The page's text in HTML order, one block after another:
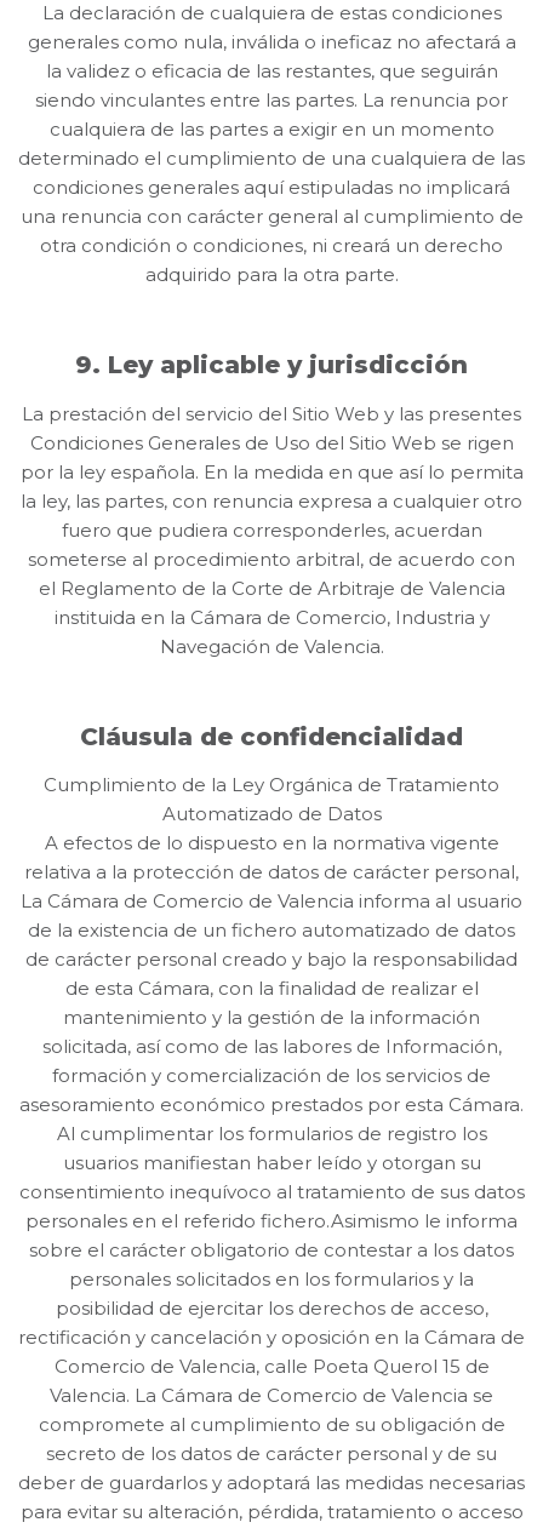
La declaración de cualquiera de estas condiciones
generales como nula, inválida o ineficaz no afectará a
la validez o eficacia de las restantes, que seguirán
siendo vinculantes entre las partes. La renuncia por
cualquiera de las partes a exigir en un momento
determinado el cumplimiento de una cualquiera de las
condiciones generales aquí estipuladas no implicará
una renuncia con carácter general al cumplimiento de
otra condición o condiciones, ni creará un derecho
adquirido para la otra parte.
9. Ley aplicable y jurisdicción
La prestación del servicio del Sitio Web y las presentes
Condiciones Generales de Uso del Sitio Web se rigen
por la ley española. En la medida en que así lo permita
la ley, las partes, con renuncia expresa a cualquier otro
fuero que pudiera corresponderles, acuerdan
someterse al procedimiento arbitral, de acuerdo con
el Reglamento de la Corte de Arbitraje de Valencia
instituida en la Cámara de Comercio, Industria y
Navegación de Valencia.
Cláusula de confidencialidad
Cumplimiento de la Ley Orgánica de Tratamiento
Automatizado de Datos
A efectos de lo dispuesto en la normativa vigente
relativa a la protección de datos de carácter personal,
La Cámara de Comercio de Valencia informa al usuario
de la existencia de un fichero automatizado de datos
de carácter personal creado y bajo la responsabilidad
de esta Cámara, con la finalidad de realizar el
mantenimiento y la gestión de la información
solicitada, así como de las labores de Información,
formación y comercialización de los servicios de
asesoramiento económico prestados por esta Cámara.
Al cumplimentar los formularios de registro los
usuarios manifiestan haber leído y otorgan su
consentimiento inequívoco al tratamiento de sus datos
personales en el referido fichero.Asimismo le informa
sobre el carácter obligatorio de contestar a los datos
personales solicitados en los formularios y la
posibilidad de ejercitar los derechos de acceso,
rectificación y cancelación y oposición en la Cámara de
Comercio de Valencia, calle Poeta Querol 15 de
Valencia. La Cámara de Comercio de Valencia se
compromete al cumplimiento de su obligación de
secreto de los datos de carácter personal y de su
deber de guardarlos y adoptará las medidas necesarias
para evitar su alteración, pérdida, tratamiento o acceso